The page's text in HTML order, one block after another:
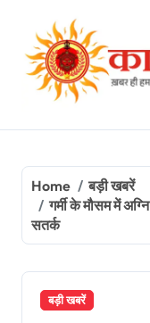
content
Home
बड़ी खबरें
गर्मी के मौसम में
सतर्क
बड़ी खबरें